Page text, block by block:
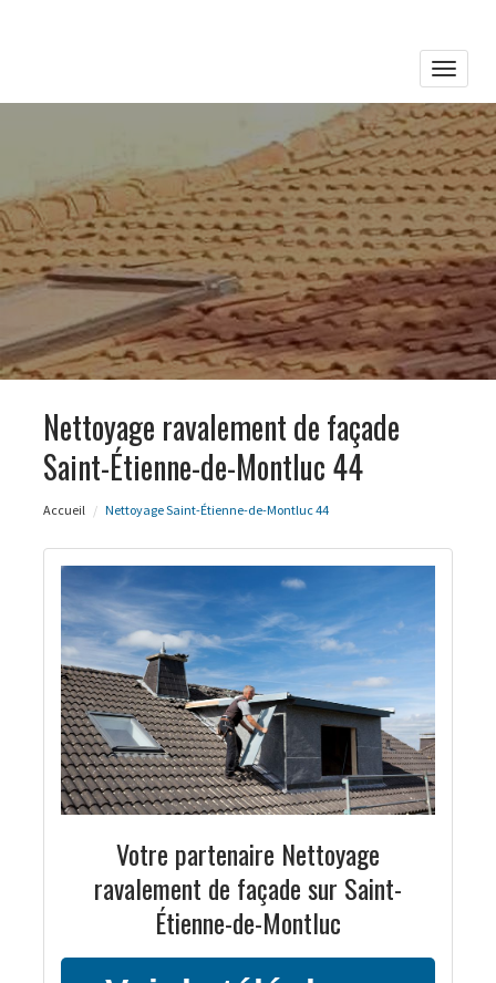
Toggle
Nettoyage ravalement de façade
Saint-Étienne-de-Montluc 44
Accueil Nettoyage Saint-Étienne-de-Montluc 44
Votre partenaire Nettoyage
ravalement de façade sur Saint-
Étienne-de-Montluc